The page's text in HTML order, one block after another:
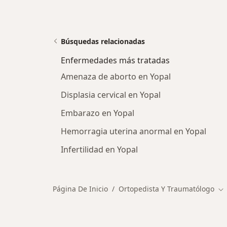
Búsquedas relacionadas
Enfermedades más tratadas
Amenaza de aborto en Yopal
Displasia cervical en Yopal
Embarazo en Yopal
Hemorragia uterina anormal en Yopal
Infertilidad en Yopal
Página De Inicio Ortopedista Y Traumatólogo